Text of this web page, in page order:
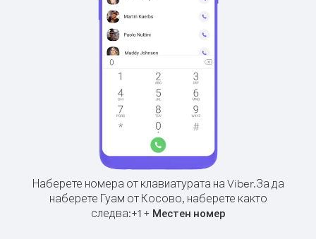
Наберете номера от клавиатурата на Viber.За да
наберете Гуам от Косово, наберете както
следва:+1+ Местен номер